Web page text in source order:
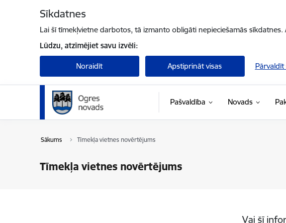
Sīkdatnes
Lai šī tīmekļvietne darbotos, tā izmanto obligāti nepieciešamās
Lūdzu, atzīmējiet savu izvēli:
Noraidīt Apstiprināt visas
Pašvaldība Novads
Sākums Tīmekļa vietnes novērtējums
Tīmekļa vietnes novērtējums
Vai šī